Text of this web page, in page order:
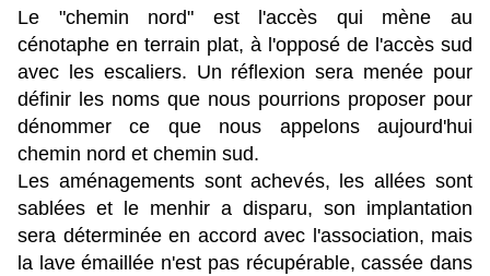
Le "chemin nord" est l'accès qui mène au
cénotaphe en terrain plat, à l'opposé de l'accès sud
avec les escaliers. Un réflexion sera menée pour
définir les noms que nous pourrions proposer pour
dénommer ce que nous appelons aujourd'hui
chemin nord et chemin sud.
Les aménagements sont achevés, les allées sont
sablées et le menhir a disparu, son implantation
sera déterminée en accord avec l'association, mais
la lave émaillée n'est pas récupérable, cassée dans